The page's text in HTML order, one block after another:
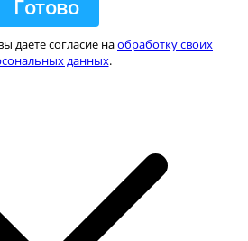
даете согласие наобработку своих
данных.